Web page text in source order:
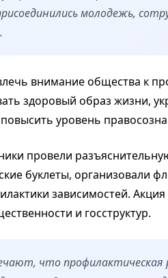
молодежь,
внимание общества к
здоровый образ жизни,
уровень
провели
буклеты, организовали
зависимостей.
и госструктур.
что профилактическая